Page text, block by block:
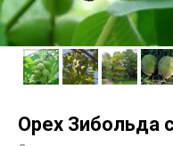
Орех Зибольда